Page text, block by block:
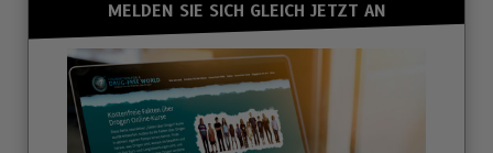
MELDEN SIE SICH GLEICH JETZT AN